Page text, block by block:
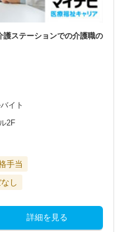
護ステーションでの介護職の
イト
2F
手当
し
詳細を見る